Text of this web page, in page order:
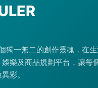
獨一無二的創作靈魂，在
樂及商品規劃平台，讓每
彩。